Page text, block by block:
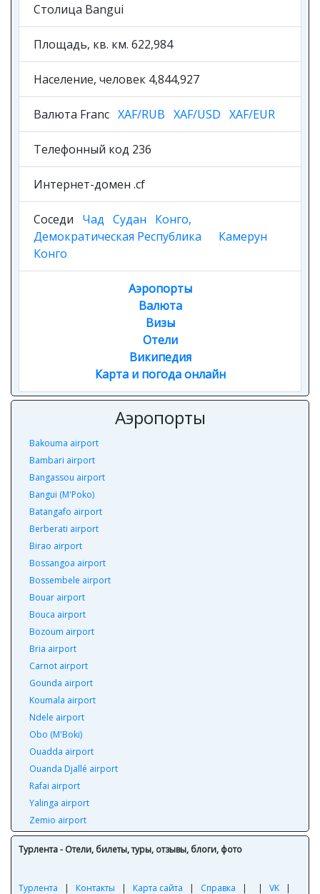
Столица Bangui
Площадь, кв. км. 622,984
Население, человек 4,844,927
Валюта Franc XAF/RUB XAF/USD XAF/EUR
Телефонный код 236
Интернет-домен .cf
Соседи Чад Судан
Конго,
Демократическая Республика
Камерун
Конго
Аэропорты
Валюта
Визы
Отели
Википедия
Карта и погода онлайн
Аэропорты
Bakouma airport
Bambari airport
Bangassou airport
Bangui (M'Poko)
Batangafo airport
Berberati airport
Birao airport
Bossangoa airport
Bossembele airport
Bouar airport
Bouca airport
Bozoum airport
Bria airport
Carnot airport
Gounda airport
Koumala airport
Ndele airport
Obo (M'Boki)
Ouadda airport
Ouanda Djallé airport
Rafai airport
Yalinga airport
Zemio airport
Турлента - Отели, билеты, туры, отзывы, блоги, фото
Турлента | Контакты | Карта сайта | Справка | | VK |